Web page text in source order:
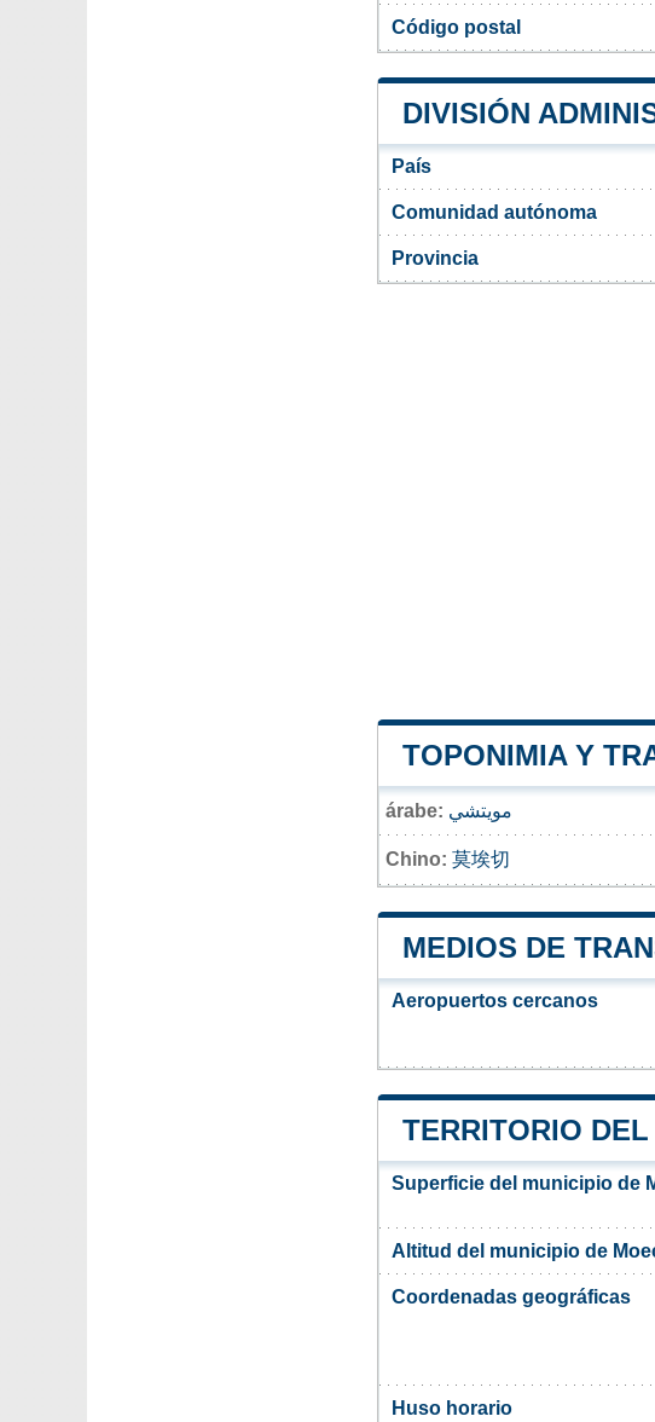
Código postal
DIVISIÓN
País
Comunidad autónoma
Provincia
TOPONIMIA Y
árabe: مويتشي
Chino: 莫埃切
MEDIOS DE
Aeropuertos cercanos
TERRITORIO
Superficie del municipio de
Altitud del municipio de
Coordenadas geográficas
Huso horario